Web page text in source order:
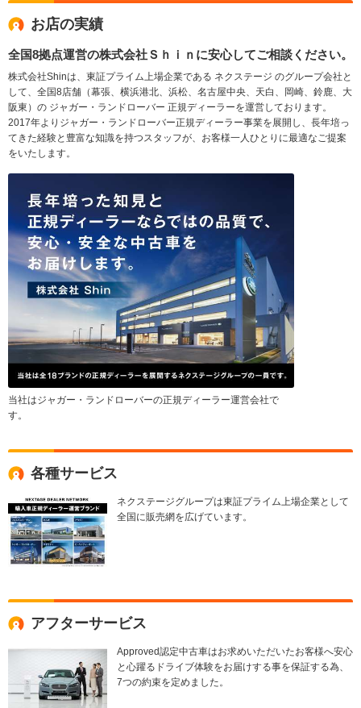
お店の実績
全国8拠点運営の株式会社Ｓｈｉｎに安心してご相談ください。
株式会社Shinは、東証プライム上場企業である ネクステージ のグループ会社と
して、全国8店舗（幕張、横浜港北、浜松、名古屋中央、天白、岡崎、鈴鹿、大
阪東）の ジャガー・ランドローバー 正規ディーラーを運営しております。
2017年よりジャガー・ランドローバー正規ディーラー事業を展開し、長年培っ
てきた経験と豊富な知識を持つスタッフが、お客様一人ひとりに最適なご提案
をいたします。
当社はジャガー・ランドローバーの正規ディーラー運営会社で
す。
各種サービス
ネクステージグループは東証プライム上場企業として
全国に販売網を広げています。
アフターサービス
Approved認定中古車はお求めいただいたお客様へ安心
と心躍るドライブ体験をお届けする事を保証する為、
7つの約束を定めました。